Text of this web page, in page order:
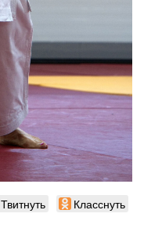
Твитнуть Класснуть